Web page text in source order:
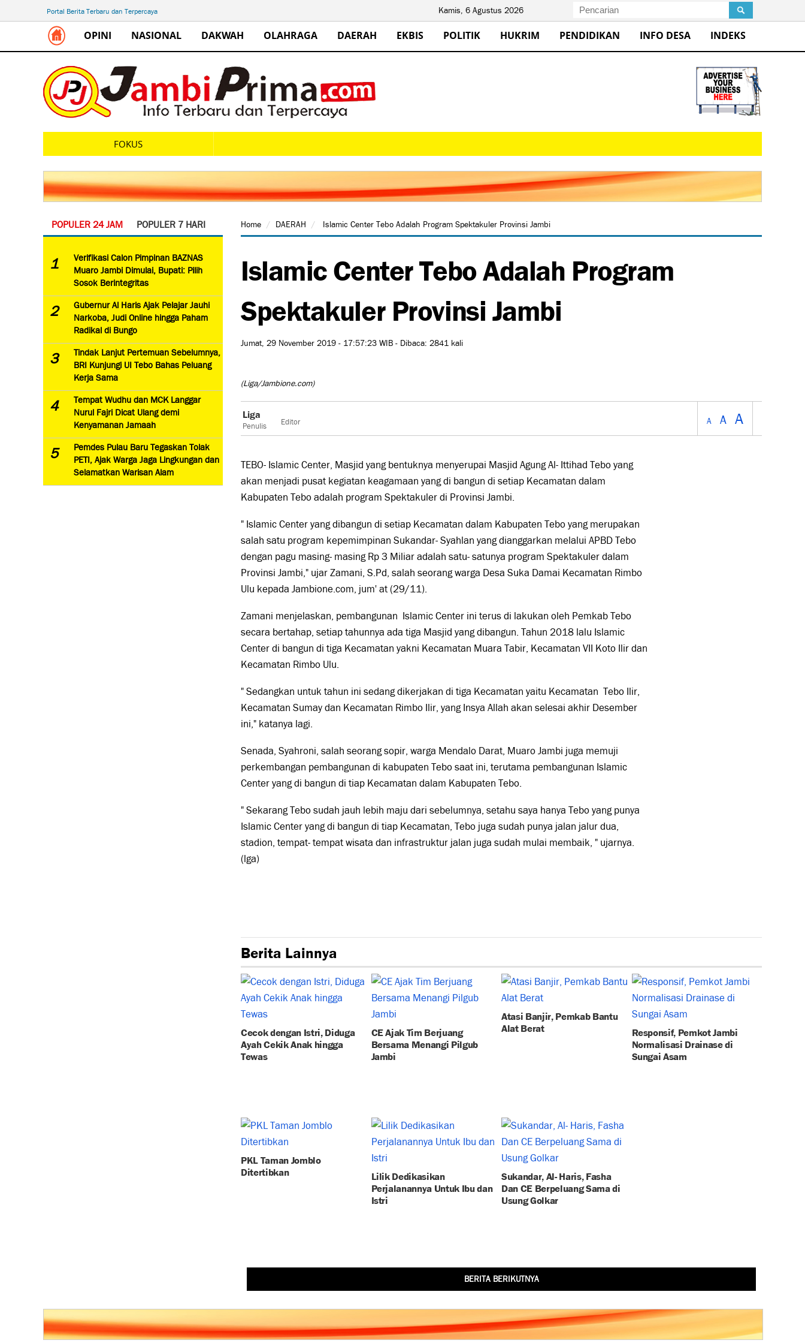
Portal Berita Terbaru dan Terpercaya Kamis, 6 Agustus 2026
OPINI NASIONAL DAKWAH OLAHRAGA DAERAH EKBIS POLITIK HUKRIM PENDIDIKAN INFO DESA INDEKS
FOKUS
POPULER 24 JAM POPULER 7 HARI
1
Verifikasi Calon Pimpinan BAZNAS
Muaro Jambi Dimulai, Bupati: Pilih
Sosok Berintegritas
2
Gubernur Al Haris Ajak Pelajar Jauhi
Narkoba, Judi Online hingga Paham
Radikal di Bungo
3
Tindak Lanjut Pertemuan Sebelumnya,
BRI Kunjungi UI Tebo Bahas Peluang
Kerja Sama
4
Tempat Wudhu dan MCK Langgar
Nurul Fajri Dicat Ulang demi
Kenyamanan Jamaah
5
Pemdes Pulau Baru Tegaskan Tolak
PETI, Ajak Warga Jaga Lingkungan dan
Selamatkan Warisan Alam
Home DAERAH Islamic Center Tebo Adalah Program Spektakuler Provinsi Jambi
Islamic Center Tebo Adalah Program
Spektakuler Provinsi Jambi
Jumat, 29 November 2019 - 17:57:23 WIB - Dibaca: 2841 kali
(Liga/Jambione.com)
Liga
Penulis Editor A A A
TEBO- Islamic Center, Masjid yang bentuknya menyerupai Masjid Agung Al- Ittihad Tebo yang
akan menjadi pusat kegiatan keagamaan yang di bangun di setiap Kecamatan dalam
Kabupaten Tebo adalah program Spektakuler di Provinsi Jambi.
" Islamic Center yang dibangun di setiap Kecamatan dalam Kabupaten Tebo yang merupakan
salah satu program kepemimpinan Sukandar- Syahlan yang dianggarkan melalui APBD Tebo
dengan pagu masing- masing Rp 3 Miliar adalah satu- satunya program Spektakuler dalam
Provinsi Jambi," ujar Zamani, S.Pd, salah seorang warga Desa Suka Damai Kecamatan Rimbo
Ulu kepada Jambione.com, jum' at (29/11).
Zamani menjelaskan, pembangunan Islamic Center ini terus di lakukan oleh Pemkab Tebo
secara bertahap, setiap tahunnya ada tiga Masjid yang dibangun. Tahun 2018 lalu Islamic
Center di bangun di tiga Kecamatan yakni Kecamatan Muara Tabir, Kecamatan VII Koto Ilir dan
Kecamatan Rimbo Ulu.
" Sedangkan untuk tahun ini sedang dikerjakan di tiga Kecamatan yaitu Kecamatan Tebo Ilir,
Kecamatan Sumay dan Kecamatan Rimbo Ilir, yang Insya Allah akan selesai akhir Desember
ini," katanya lagi.
Senada, Syahroni, salah seorang sopir, warga Mendalo Darat, Muaro Jambi juga memuji
perkembangan pembangunan di kabupaten Tebo saat ini, terutama pembangunan Islamic
Center yang di bangun di tiap Kecamatan dalam Kabupaten Tebo.
" Sekarang Tebo sudah jauh lebih maju dari sebelumnya, setahu saya hanya Tebo yang punya
Islamic Center yang di bangun di tiap Kecamatan, Tebo juga sudah punya jalan jalur dua,
stadion, tempat- tempat wisata dan infrastruktur jalan juga sudah mulai membaik, " ujarnya.
(lga)
Berita Lainnya
Cecok dengan Istri, Diduga
Ayah Cekik Anak hingga
Tewas
CE Ajak Tim Berjuang
Bersama Menangi Pilgub
Jambi
Atasi Banjir, Pemkab Bantu
Alat Berat
Responsif, Pemkot Jambi
Normalisasi Drainase di
Sungai Asam
PKL Taman Jomblo
Ditertibkan
Lilik Dedikasikan
Perjalanannya Untuk Ibu dan
Istri
Sukandar, Al- Haris, Fasha
Dan CE Berpeluang Sama di
Usung Golkar
BERITA BERIKUTNYA